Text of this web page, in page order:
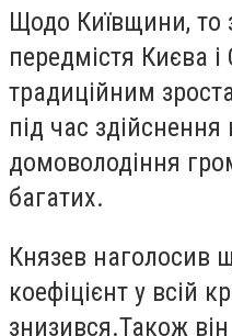
Щодо Київщини, то
передмістя Києва і
традиційним
під час
домоволодіння
багатих.
Князев наголосив
коефіцієнт у всій
знизився.Також